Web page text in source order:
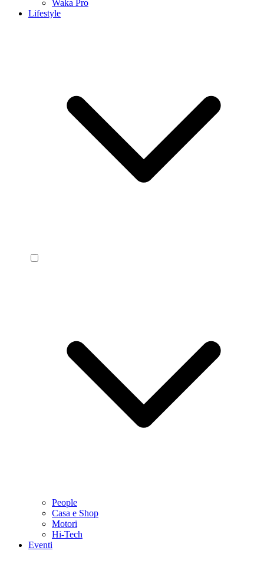
Waka Pro
Lifestyle
People
Casa e Shop
Motori
Hi-Tech
Eventi